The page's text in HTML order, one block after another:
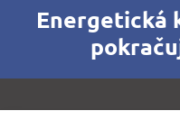
Energetická